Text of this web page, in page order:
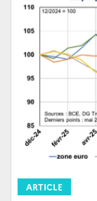
ARTICLE